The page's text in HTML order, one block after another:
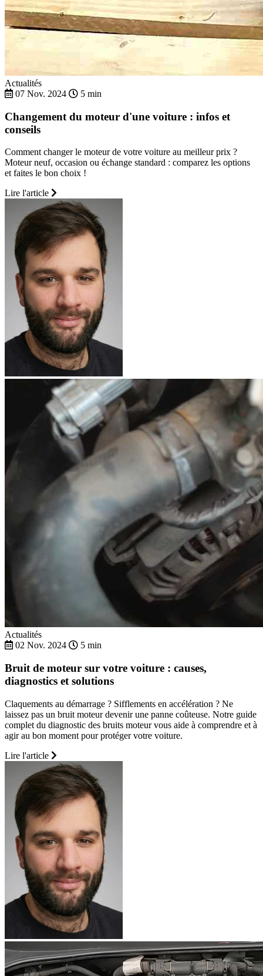
Actualités
07 Nov. 2024
5 min
Changement du moteur d'une voiture : infos et
conseils
Comment changer le moteur de votre voiture au meilleur prix ?
Moteur neuf, occasion ou échange standard : comparez les options
et faites le bon choix !
Lire l'article
Actualités
02 Nov. 2024
5 min
Bruit de moteur sur votre voiture : causes,
diagnostics et solutions
Claquements au démarrage ? Sifflements en accélération ? Ne
laissez pas un bruit moteur devenir une panne coûteuse. Notre guide
complet du diagnostic des bruits moteur vous aide à comprendre et à
agir au bon moment pour protéger votre voiture.
Lire l'article